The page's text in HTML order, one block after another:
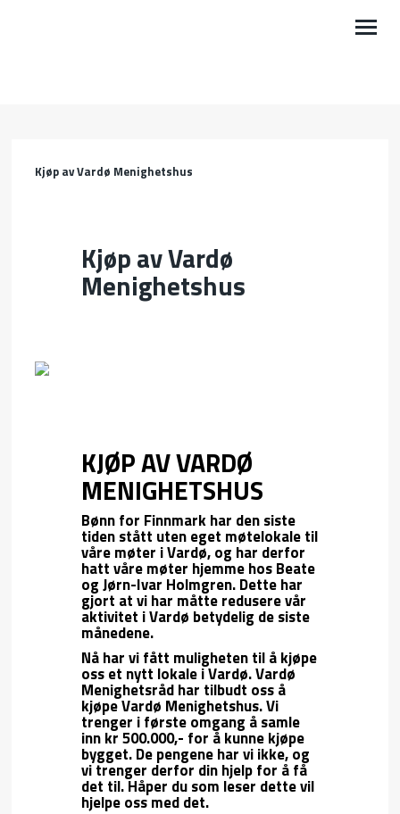
BØNN
GI EN GAVE
Kjøp av Vardø Menighetshus
Kjøp av Vardø
Menighetshus
KJØP AV VARDØ
MENIGHETSHUS
Bønn for Finnmark har den siste
tiden stått uten eget møtelokale til
våre møter i Vardø, og har derfor
hatt våre møter hjemme hos Beate
og Jørn-Ivar Holmgren. Dette har
gjort at vi har måtte redusere vår
aktivitet i Vardø betydelig de siste
månedene.
Nå har vi fått muligheten til å kjøpe
oss et nytt lokale i Vardø. Vardø
Menighetsråd har tilbudt oss å
kjøpe Vardø Menighetshus. Vi
trenger i første omgang å samle
inn kr 500.000,- for å kunne kjøpe
bygget. De pengene har vi ikke, og
vi trenger derfor din hjelp for å få
det til. Håper du som leser dette vil
hjelpe oss med det.